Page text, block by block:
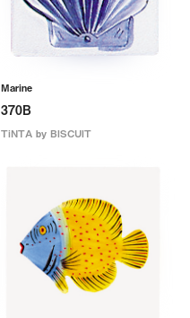
Marine
370B
TiNTA by BISCUIT